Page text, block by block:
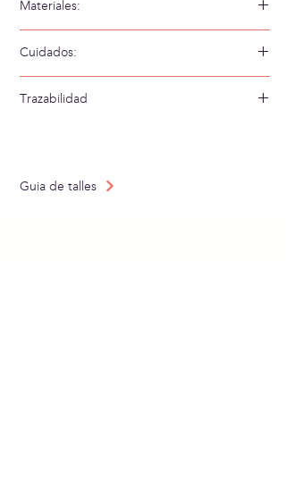
Materiales:
Cuidados:
Trazabilidad
Guia de talles